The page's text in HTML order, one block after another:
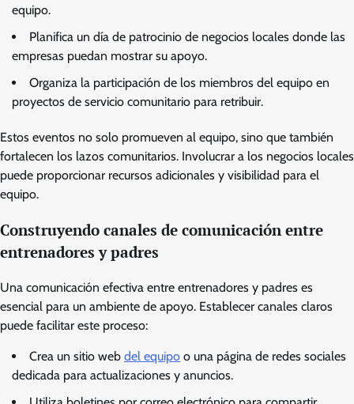
equipo.
Planifica un día de patrocinio de negocios locales donde las
empresas puedan mostrar su apoyo.
Organiza la participación de los miembros del equipo en
proyectos de servicio comunitario para retribuir.
Estos eventos no solo promueven al equipo, sino que también
fortalecen los lazos comunitarios. Involucrar a los negocios locales
puede proporcionar recursos adicionales y visibilidad para el
equipo.
Construyendo canales de comunicación entre
entrenadores y padres
Una comunicación efectiva entre entrenadores y padres es
esencial para un ambiente de apoyo. Establecer canales claros
puede facilitar este proceso:
Crea un sitio web del equipo o una página de redes sociales
dedicada para actualizaciones y anuncios.